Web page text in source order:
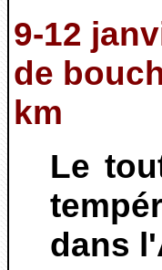
9-12
de
km
Le
dans